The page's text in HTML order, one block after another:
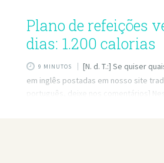
Plano de refeições
dias: 1.200 calorias
9 MINUTOS
[N. d. T.:] Se quiser
em inglês postadas em nosso site
português, deixe nos comentários]
refeições vegana de 7 dias, incluímos